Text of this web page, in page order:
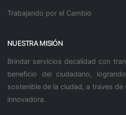
Trabajando por el Cambio
NUESTRA MISIÓN
Brindar servicios decalidad con
beneficio del ciudadano,
sostenible de la ciudad, a traves
innovadora.